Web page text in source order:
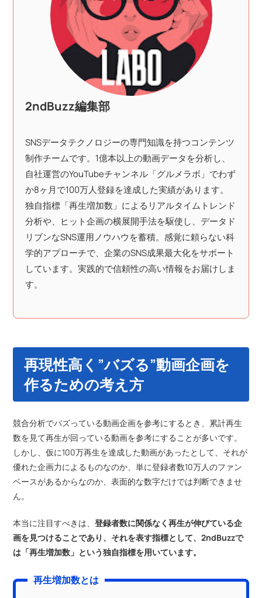
2ndBuzz編集部
SNSデータテクノロジーの専門知識を持つコンテンツ
制作チームです。1億本以上の動画データを分析し、
自社運営のYouTubeチャンネル「グルメラボ」でわず
か8ヶ月で100万人登録を達成した実績があります。
独自指標「再生増加数」によるリアルタイムトレンド
分析や、ヒット企画の横展開手法を駆使し、データド
リブンなSNS運用ノウハウを蓄積。感覚に頼らない科
学的アプローチで、企業のSNS成果最大化をサポート
しています。実践的で信頼性の高い情報をお届けしま
す。
再現性高く”バズる”動画企画を
作るための考え方
競合分析でバズっている動画企画を参考にするとき、累計再生
数を見て再生が回っている動画を参考にすることが多いです。
しかし、仮に100万再生を達成した動画があったとして、それが
優れた企画力によるものなのか、単に登録者数10万人のファン
ベースがあるからなのか、表面的な数字だけでは判断できませ
ん。
本当に注目すべきは、登録者数に関係なく再生が伸びている企
画を見つけることであり、それを表す指標として、2ndBuzzで
は「再生増加数」という独自指標を用いています。
再生増加数とは